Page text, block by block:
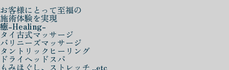
お客様にとって至福の
施術体験を実現
癒-Healing-
タイ古式マッサージ
バリニーズマッサージ
タントリックヒーリング
ドライヘッドスパ
もみほぐし、ストレッチ ..etc